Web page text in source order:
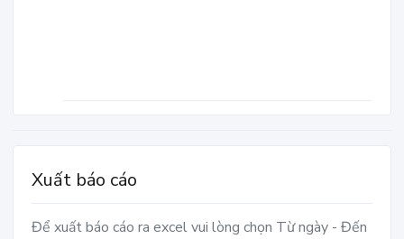
Xuất báo cáo
Để xuất báo cáo ra excel vui lòng chọn Từ ngày - Đến